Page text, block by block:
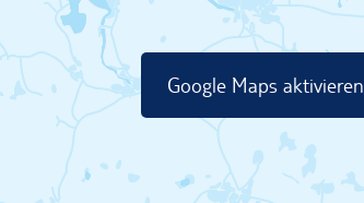
Google Maps aktivieren